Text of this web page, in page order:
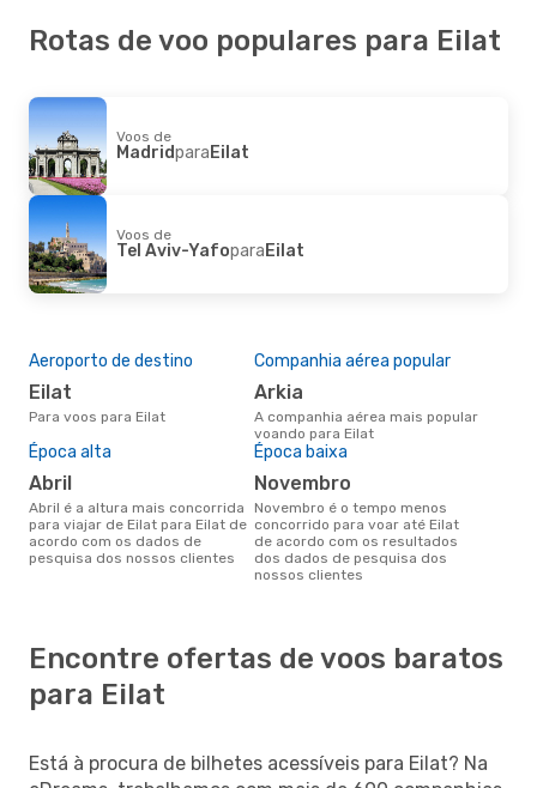
Rotas de voo populares para Eilat
Voos de
MadridparaEilat
Voos de
Tel Aviv-YafoparaEilat
Aeroporto de destino
Eilat
Para voos para Eilat
Companhia aérea popular
Arkia
A companhia aérea mais popular
voando para Eilat
Época alta
abril
abril é a altura mais concorrida
para viajar de Eilat para Eilat de
acordo com os dados de
pesquisa dos nossos clientes
Época baixa
novembro
novembro é o tempo menos
concorrido para voar até Eilat
de acordo com os resultados
dos dados de pesquisa dos
nossos clientes
Encontre ofertas de voos baratos
para Eilat
Está à procura de bilhetes acessíveis para Eilat? Na